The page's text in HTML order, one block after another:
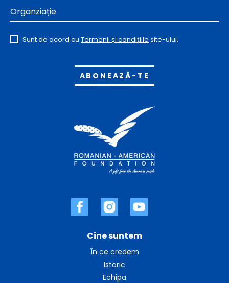
Cine suntem
În ce credem
Istoric
Echipa
Organziație
Sunt de acord cu Termenii și condițiile site-ului.